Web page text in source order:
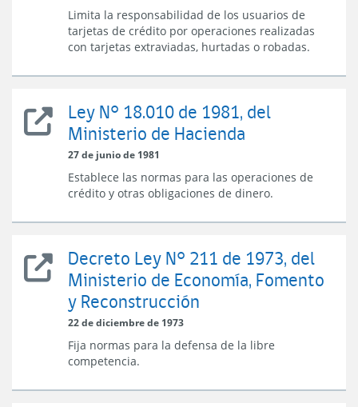
Ministerio
de
Hacienda
Limita la responsabilidad de los usuarios de
tarjetas de crédito por operaciones realizadas
con tarjetas extraviadas, hurtadas o robadas.
Ley
N°
18.010
Ministerio
de
Ley N° 18.010 de 1981, del
Ministerio de Hacienda
27 de junio de 1981
Establece las normas para las operaciones de
crédito y otras obligaciones de dinero.
Decreto
Ley
N°
211
del
Ministerio
de
Fomento
Decreto Ley N° 211 de 1973, del
Ministerio de Economía, Fomento
y Reconstrucción
22 de diciembre de 1973
Fija normas para la defensa de la libre
competencia.